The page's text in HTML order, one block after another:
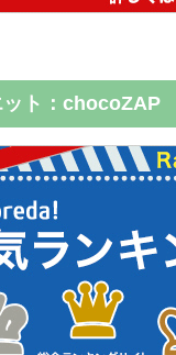
ット：chocoZAP